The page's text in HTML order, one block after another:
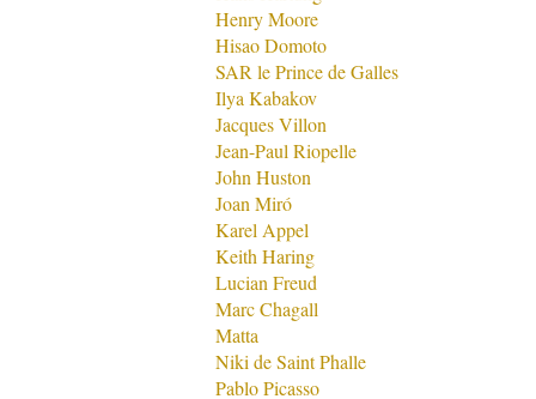
Henry Moore
Hisao Domoto
SAR le Prince de Galles
Ilya Kabakov
Jacques Villon
Jean-Paul Riopelle
John Huston
Joan Miró
Karel Appel
Keith Haring
Lucian Freud
Marc Chagall
Matta
Niki de Saint Phalle
Pablo Picasso